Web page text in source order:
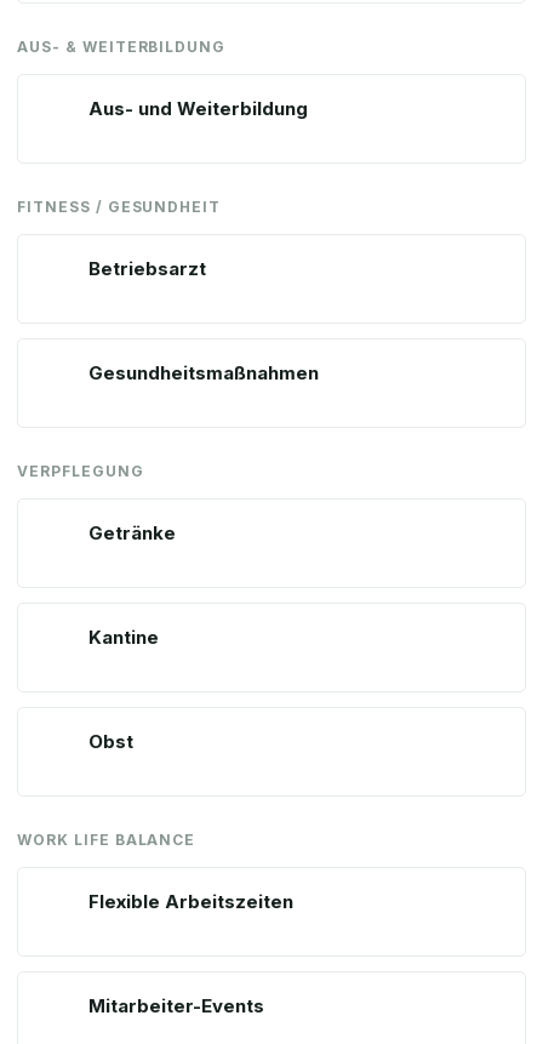
AUS- & WEITERBILDUNG
Aus- und Weiterbildung
FITNESS / GESUNDHEIT
Betriebsarzt
Gesundheitsmaßnahmen
VERPFLEGUNG
Getränke
Kantine
Obst
WORK LIFE BALANCE
Flexible Arbeitszeiten
Mitarbeiter-Events